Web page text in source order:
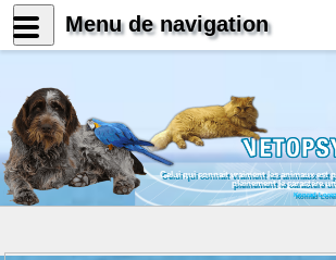
Celui qui connait vraiment les animaux est
pleinement le caractère
Konrad
Menu de navigation